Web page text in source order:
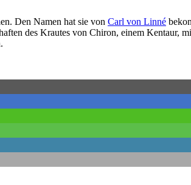
Den Namen hat sie von Carl von Linné
des Krautes von Chiron, einem Kentaur,